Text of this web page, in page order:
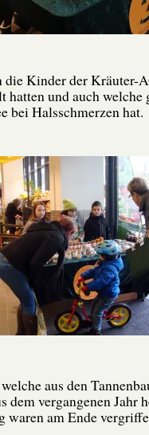
Kinder der Kräuter-
hatten und auch welche
bei Halsschmerzen hat.
aus den
dem vergangenen Jahr
waren am Ende